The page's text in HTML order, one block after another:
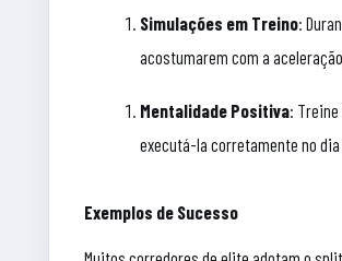
Simulações em Treino:
acostumarem com a
Mentalidade Positiva:
executá-la corretamente no
Exemplos de Sucesso